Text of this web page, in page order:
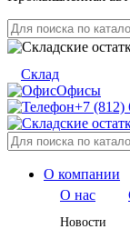
Склад
Офисы
+7 (812)
О компании
О нас
Новости